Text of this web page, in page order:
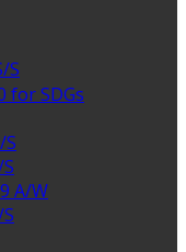
S
for SDGs
A/W